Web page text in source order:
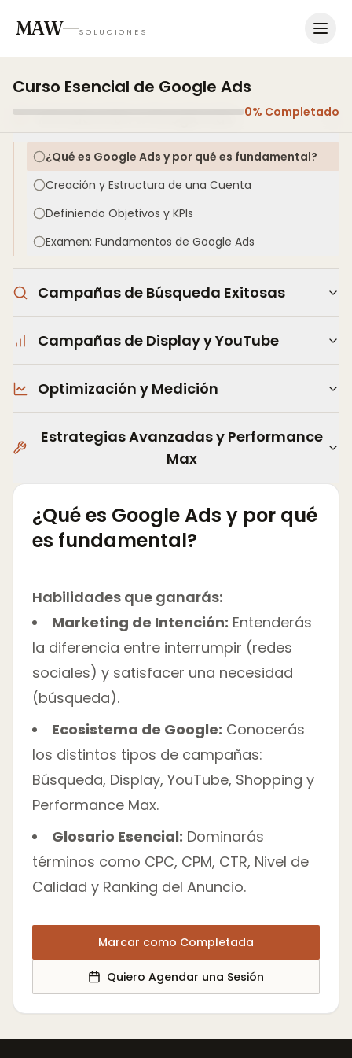
MAW SOLUCIONES
Curso Esencial de Google Ads
0% Completado
¿Qué es Google Ads y por qué es fundamental?
Creación y Estructura de una Cuenta
Definiendo Objetivos y KPIs
Examen: Fundamentos de Google Ads
Campañas de Búsqueda Exitosas
Campañas de Display y YouTube
Optimización y Medición
Estrategias Avanzadas y Performance
Max
¿Qué es Google Ads y por qué
es fundamental?
Habilidades que ganarás:
Marketing de Intención: Entenderás
la diferencia entre interrumpir (redes
sociales) y satisfacer una necesidad
(búsqueda).
Ecosistema de Google: Conocerás
los distintos tipos de campañas:
Búsqueda, Display, YouTube, Shopping y
Performance Max.
Glosario Esencial: Dominarás
términos como CPC, CPM, CTR, Nivel de
Calidad y Ranking del Anuncio.
Marcar como Completada
Quiero Agendar una Sesión